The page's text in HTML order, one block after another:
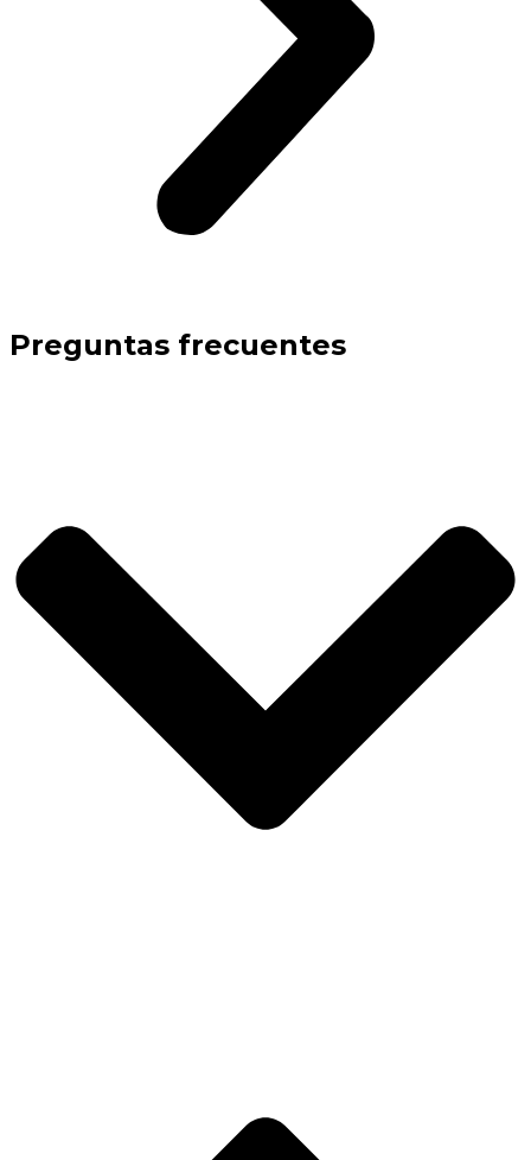
Preguntas frecuentes